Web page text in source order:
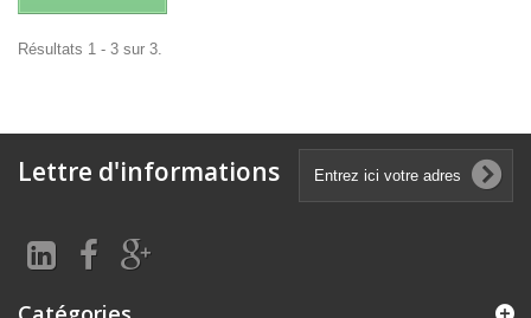
Résultats 1 - 3 sur 3.
Lettre d'informations